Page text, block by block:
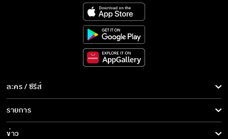
ละคร / ซีรีส์
ละคร/ซีรีส์
ซีรีส์นานาชาติ
รายการ
รายการทั้งหมด
ข่าว